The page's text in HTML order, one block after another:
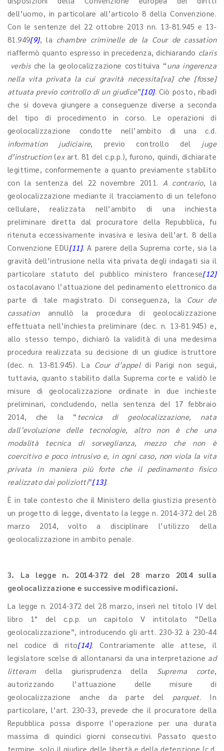
dell’uomo, in particolare all’articolo 8 della Convenzione.
Con le sentenze del 22 ottobre 2013 nn. 13-81.945 e 13-
81.949[9], la chambre criminelle de la Cour de cassation
riaffermò quanto espresso in precedenza, dichiarando claris
verbische la geolocalizzazione costituiva “una ingerenza
nella vita privata la cui gravità necessita[va] che [fosse]
attuata previo controllo di un giudice”[10]. Ciò posto, ribadì
che si doveva giungere a conseguenze diverse a seconda
del tipo di procedimento in corso. Le operazioni di
geolocalizzazione condotte nell’ambito di una c.d.
information judiciaire, previo controllo del juge
d’instruction(exart. 81 del c.p.p.), furono, quindi, dichiarate
legittime, conformemente a quanto previamente stabilito
con la sentenza del 22 novembre 2011. A contrario, la
geolocalizzazione mediante il tracciamento di un telefono
cellulare, realizzata nell’ambito di una inchiesta
preliminare diretta dal procuratore della Repubblica, fu
ritenuta eccessivamente invasiva e lesiva dell’art. 8 della
Convenzione EDU[11]. A parere della Suprema corte, sia la
gravità dell’intrusione nella vita privata degli indagati sia il
particolare statuto del pubblico ministero francese[12]
ostacolavano l’attuazione del pedinamento elettronico da
parte di tale magistrato. Di conseguenza, la Cour de
cassationannullò la procedura di geolocalizzazione
effettuata nell’inchiesta preliminare (dec. n. 13-81.945) e,
allo stesso tempo, dichiarò la validità di una medesima
procedura realizzata su decisione di un giudice istruttore
(dec. n. 13-81.945). La Cour d’appeldi Parigi non seguì,
tuttavia, quanto stabilito dalla Suprema corte e validò le
misure di geolocalizzazione ordinate in due inchieste
preliminari, concludendo, nella sentenza del 17 febbraio
2014, che la “ tecnica di geolocalizzazione, nata
dall’evoluzione delle tecnologie, altro non è che una
modalità tecnica di sorveglianza, mezzo che non è
coercitivo e poco intrusivo e, in ogni caso, non viola la vita
privata in maniera più forte che il pedinamento fisico
realizzato dai poliziotti”[13].
È in tale contesto che il Ministero della giustizia presentò
un progetto di legge, diventato la legge n. 2014-372 del 28
marzo 2014, volto a disciplinare l’utilizzo della
geolocalizzazione in ambito penale.
3. La legge n. 2014-372 del 28 marzo 2014 sulla
geolocalizzazione e successive modificazioni.
La legge n. 2014-372 del 28 marzo, inserì nel titolo IV del
libro 1° del c.p.p. un capitolo V intitolato “Della
geolocalizzazione”, introducendo gli artt. 230-32 à 230-44
nel codice di rito[14]. Contrariamente alle attese, il
legislatore scelse di allontanarsi da una interpretazione ad
litteram della giurisprudenza della Suprema corte,
autorizzando l’attuazione delle misure di
geolocalizzazione anche da parte del parquet. In
particolare, l’art. 230-33, prevede che il procuratore della
Repubblica possa disporre l’operazione per una durata
massima di quindici giorni consecutivi. Passato questo
termine, solo il giudice delle libertà e della detenzione (c.d.